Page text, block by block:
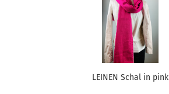
LEINEN Schal in pink